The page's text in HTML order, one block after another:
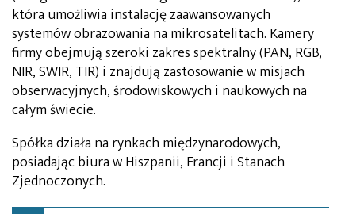
która umożliwia instalację zaawansowanych
systemów obrazowania na mikrosatelitach. Kamery
firmy obejmują szeroki zakres spektralny (PAN, RGB,
NIR, SWIR, TIR) i znajdują zastosowanie w misjach
obserwacyjnych, środowiskowych i naukowych na
całym świecie.
Spółka działa na rynkach międzynarodowych,
posiadając biura w Hiszpanii, Francji i Stanach
Zjednoczonych.